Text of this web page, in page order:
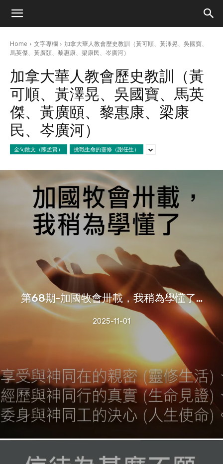
Home 文字專欄
加拿大華人教會歷史教訓（黃可順、黃澤晃、吳國寶、
馬英傑、黃廣頤、黎惠康、梁康民、岑廣河）
加拿大華人教會歷史教訓（黃
可順、黃澤晃、吳國寶、馬英
傑、黃廣頤、黎惠康、梁康
民、岑廣河）
金句散文（陳孟賢） 挑戰生命的靈修（謝任生）
第68期-加國牧會卅載，我稍為學懂了…
2025-11-01